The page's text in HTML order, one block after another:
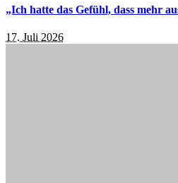
„Ich hatte das Gefühl, dass mehr
17. Juli 2026